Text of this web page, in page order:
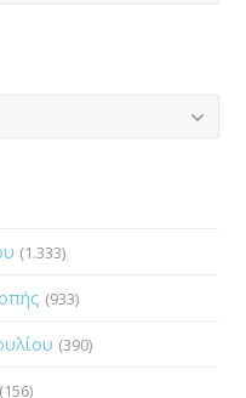
(1.333)
(933)
(390)
(156)